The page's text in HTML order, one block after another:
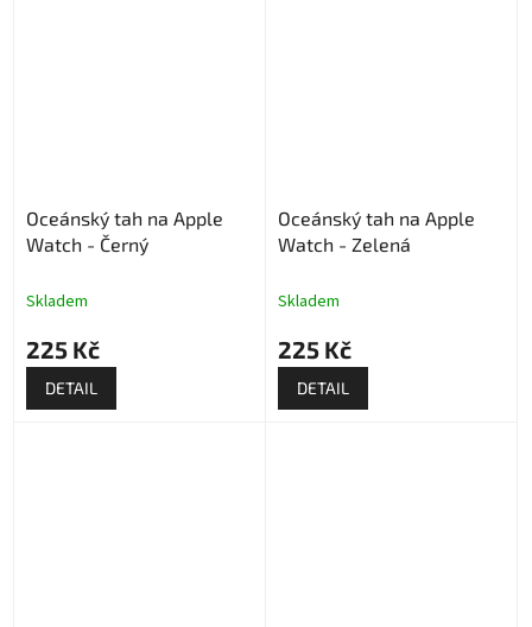
Oceánský tah na Apple
Watch - Černý
Skladem
225 Kč
DETAIL
Oceánský tah na Apple
Watch - Zelená
Skladem
225 Kč
DETAIL